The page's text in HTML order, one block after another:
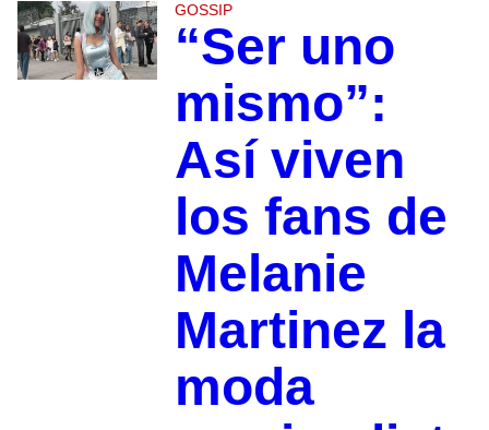
GOSSIP
“Ser uno
mismo”:
Así viven
los fans de
Melanie
Martinez la
moda